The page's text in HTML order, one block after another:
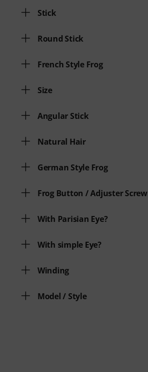
Stick
Round Stick
French Style Frog
Size
Angular Stick
Natural Hair
German Style Frog
Frog Button / Adjuster Screw
With Parisian Eye?
With simple Eye?
Winding
Model / Style